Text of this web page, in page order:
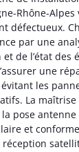
Rhône-
défectueux.
par une
de l’état des
une
les
La maîtrise
pose
et
réception